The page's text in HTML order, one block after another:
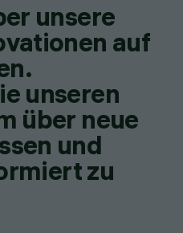
unsere
auf
unseren
über neue
und
zu